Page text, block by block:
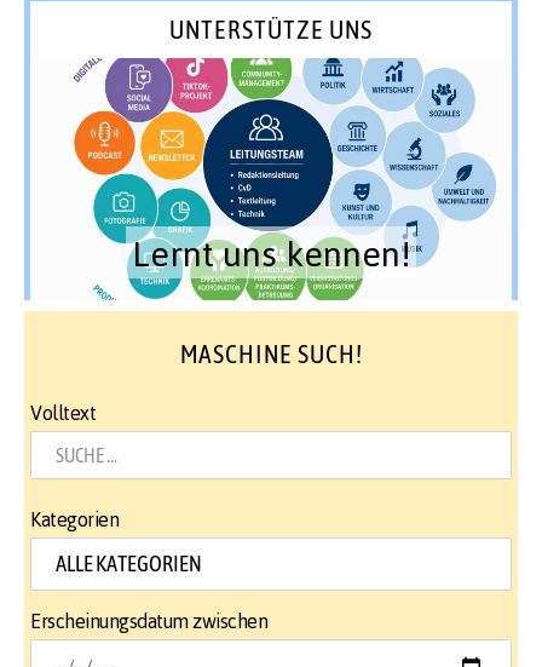
UNTERSTÜTZE UNS
Lernt uns kennen!
MASCHINE SUCH!
Volltext
Kategorien
Erscheinungsdatum zwischen